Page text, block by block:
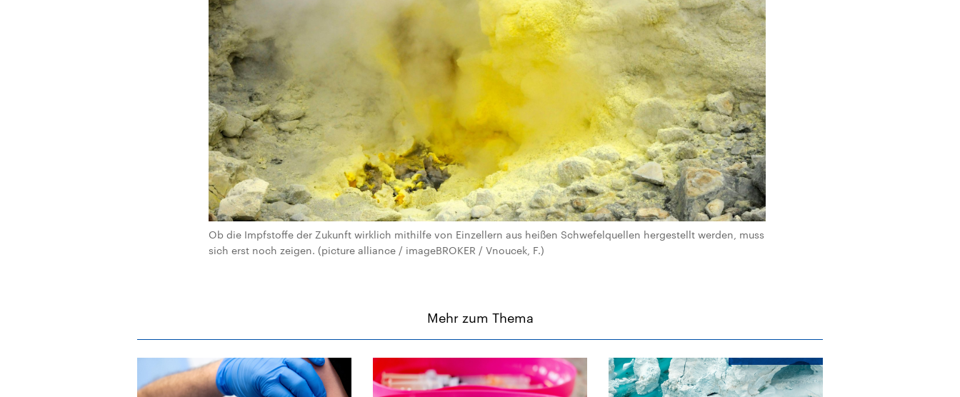
Ob die Impfstoffe der Zukunft wirklich mithilfe von Einzellern aus heißen Schwefelquellen hergestellt werden, muss
sich erst noch zeigen. (picture alliance / imageBROKER / Vnoucek, F.)
Mehr zum Thema